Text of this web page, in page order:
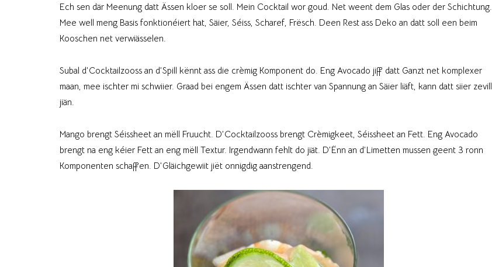
Ech sen där Meenung datt Ässen kloer se soll. Mein Cocktail wor goud. Net weent dem Glas oder der Schichtung.
Mee well meng Basis fonktionéiert hat, Säier, Séiss, Scharef, Frësch. Deen Rest ass Deko an datt soll een beim
Kooschen net verwiässelen.
Subal d’Cocktailzooss an d’Spill kënnt ass die crèmig Komponent do. Eng Avocado jiff datt Ganzt net komplexer
maan, mee ischter mi schwiier. Graad bei engem Ässen datt ischter van Spannung an Säier liäft, kann datt siier zevill
jiän.
Mango brengt Séissheet an mëll Fruucht. D’Cocktailzooss brengt Crèmigkeet, Séissheet an Fett. Eng Avocado
brengt na eng kéier Fett an eng mëll Textur. Irgendwann fehlt do jiät. D’Ënn an d’Limetten mussen geent 3 ronn
Komponenten schaffen. D’Gläichgewiit jiët onnigdig aanstrengend.